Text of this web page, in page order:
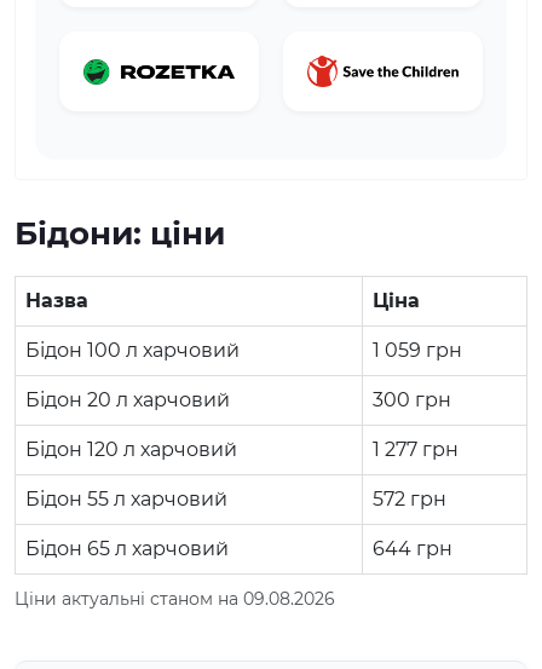
Бідони: ціни
Назва Ціна
Бідон 100 л харчовий 1 059 грн
Бідон 20 л харчовий 300 грн
Бідон 120 л харчовий 1 277 грн
Бідон 55 л харчовий 572 грн
Бідон 65 л харчовий 644 грн
Ціни актуальні станом на 09.08.2026